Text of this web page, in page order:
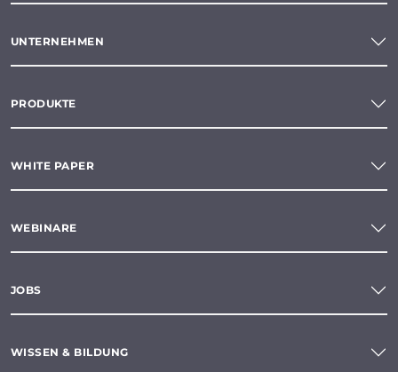
UNTERNEHMEN
PRODUKTE
WHITE PAPER
WEBINARE
JOBS
WISSEN & BILDUNG